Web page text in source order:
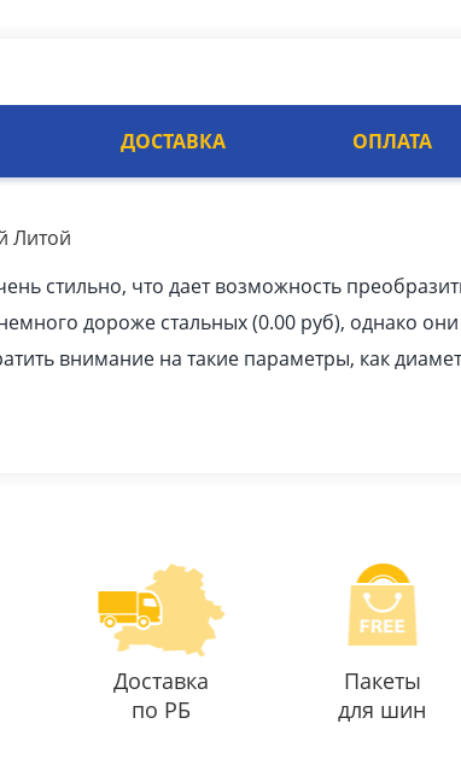
ДОСТАВКА ОПЛАТА
Литой
стильно, что дает возможность
дороже стальных (0.00 pуб), однако
внимание на такие параметры, как
Доставка
по РБ
Пакеты
для шин